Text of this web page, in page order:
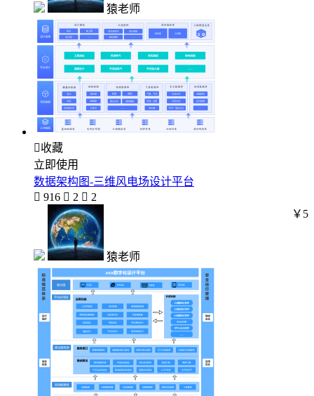
猿老师
收藏
立即使用
数据架构图-三维风电场设计平台
 916  2  2
猿老师
￥5